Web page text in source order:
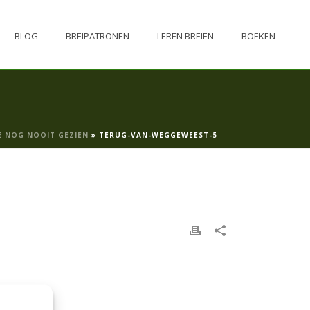
BLOG BREIPATRONEN LEREN BREIEN BOEKEN
NOG NOOIT GEZIEN » TERUG-VAN-WEGGEWEEST-5